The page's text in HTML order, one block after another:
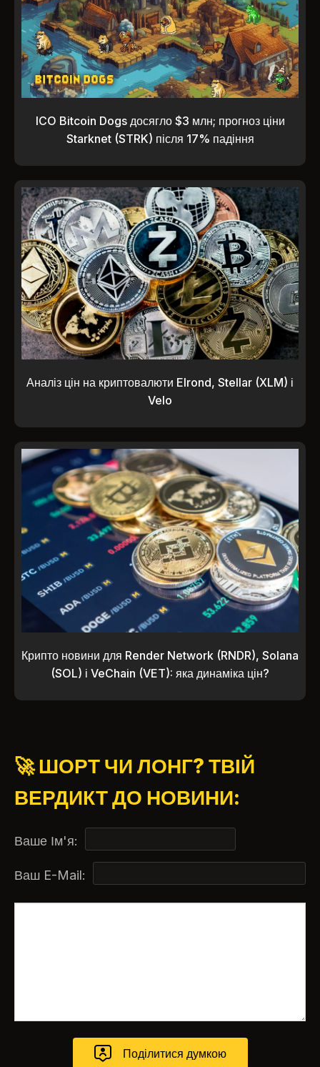
ICO Bitcoin Dogs досягло $3 млн; прогноз ціни
Starknet (STRK) після 17% падіння
Аналіз цін на криптовалюти Elrond, Stellar (XLM) і
Velo
Крипто новини для Render Network (RNDR), Solana
(SOL) і VeChain (VET): яка динаміка цін?
🚀 ШОРТ ЧИ ЛОНГ? ТВІЙ
ВЕРДИКТ ДО НОВИНИ:
Ваше Ім'я:
Ваш E-Mail: